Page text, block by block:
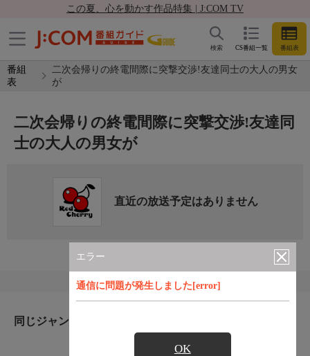
この夏、心を動かす作品特集 | J:COM TV
CS番組一覧 番組表
検索
番組
表
二次会帰りの終電間際に突撃交渉!友達同士の大人の男女
が
エラー
通信に問題が発生しました[error]
OK
二次会帰りの終電間際に突撃交渉!友達同
士の大人の男女が
直近の放送予定はありません
同じジャンルのおすすめ番組